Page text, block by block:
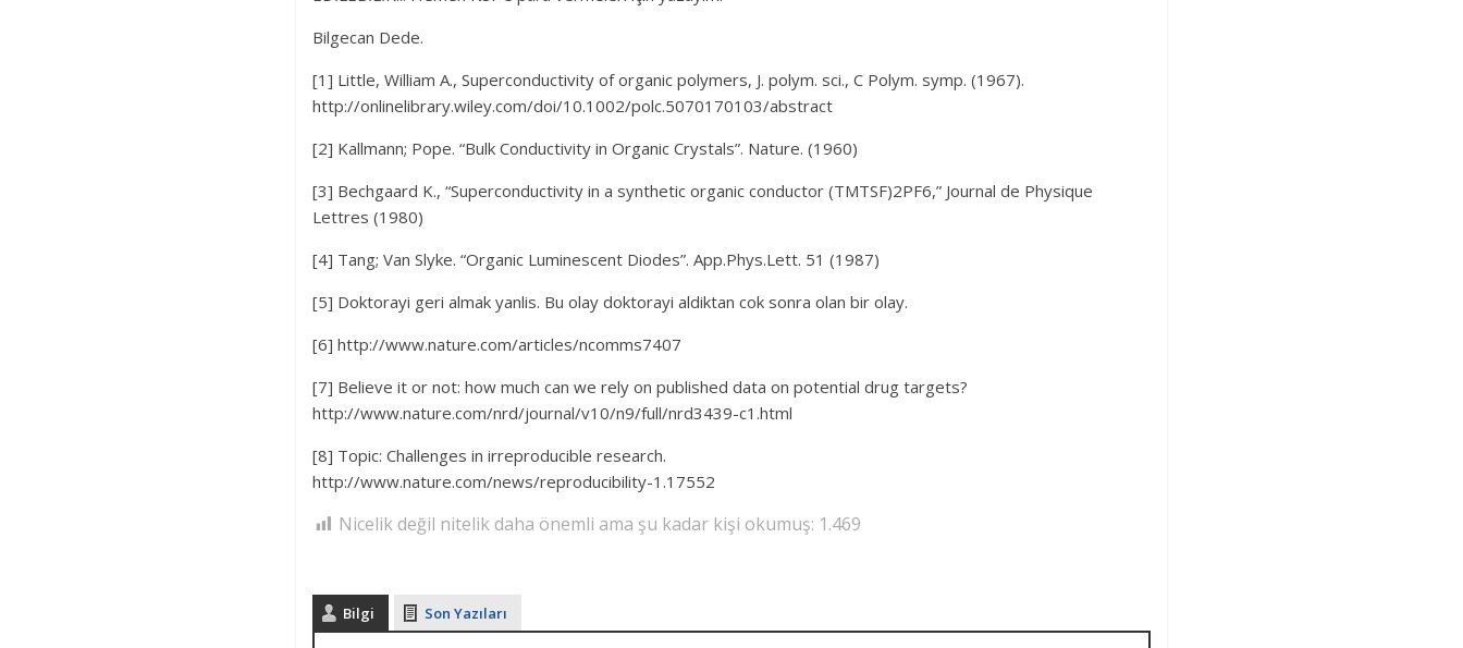
Bilgecan Dede.
[1] Little, William A., Superconductivity of organic polymers, J. polym. sci., C Polym. symp. (1967).
http://onlinelibrary.wiley.com/doi/10.1002/polc.5070170103/abstract
[2] Kallmann; Pope. “Bulk Conductivity in Organic Crystals”. Nature. (1960)
[3] Bechgaard K., “Superconductivity in a synthetic organic conductor (TMTSF)2PF6,” Journal de Physique
Lettres (1980)
[4] Tang; Van Slyke. “Organic Luminescent Diodes”. App.Phys.Lett. 51 (1987)
[5] Doktorayi geri almak yanlis. Bu olay doktorayi aldiktan cok sonra olan bir olay.
[6] http://www.nature.com/articles/ncomms7407
[7] Believe it or not: how much can we rely on published data on potential drug targets?
http://www.nature.com/nrd/journal/v10/n9/full/nrd3439-c1.html
[8] Topic: Challenges in irreproducible research.
http://www.nature.com/news/reproducibility-1.17552
Nicelik değil nitelik daha önemli ama şu kadar kişi okumuş: 1.469
Bilgi Son Yazıları